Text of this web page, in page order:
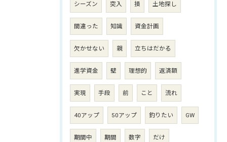
シーズン 突入 損 土地探し
間違った 知識 資金計画
欠かせない 親 立ちはだかる
進学資金 壁 理想的 返済額
実現 手段 前 こと 流れ
40アップ 50アップ 釣りたい GW
期間中 期間 数字 だけ